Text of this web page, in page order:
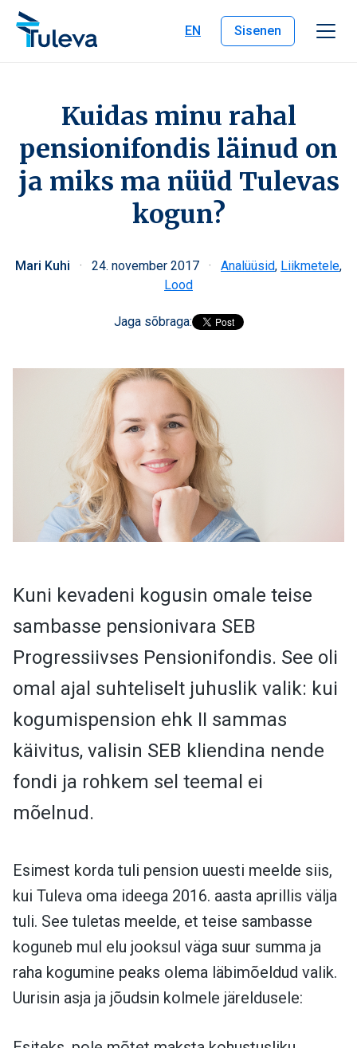
Liigu edasi sisu juurde
EN
Sisenen
Kuidas minu rahal
pensionifondis läinud on
ja miks ma nüüd Tulevas
kogun?
Mari Kuhi · 24. november 2017 · Analüüsid, Liikmetele,
Lood
Jaga sõbraga:
Kuni kevadeni kogusin omale teise
sambasse pensionivara SEB
Progressiivses Pensionifondis. See oli
omal ajal suhteliselt juhuslik valik: kui
kogumispension ehk II sammas
käivitus, valisin SEB kliendina nende
fondi ja rohkem sel teemal ei
mõelnud.
Esimest korda tuli pension uuesti meelde siis,
kui Tuleva oma ideega 2016. aasta aprillis välja
tuli. See tuletas meelde, et teise sambasse
koguneb mul elu jooksul väga suur summa ja
raha kogumine peaks olema läbimõeldud valik.
Uurisin asja ja jõudsin kolmele järeldusele: